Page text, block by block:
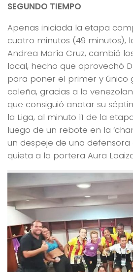
SEGUNDO TIEMPO
Apenas iniciada la etapa
cuatro minutos (49 minutos),
Andrea María Cruz, cambió
local, hecho que aprovechó
para poner el primer y único
caleña, gracias a la
que consiguió anotar su
la Liga, al minuto 11 de la
luego de un rebote en la
un despeje de una defensora
quieta a la portera Aura